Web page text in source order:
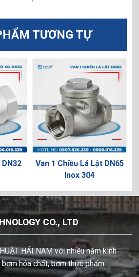
TƯƠNG TỰ
Van 1 Chiều Lá Lật DN65
Inox 304
CO., LTD
HẢI NAM với nhiều năm kinh
hóa chất, bơm thực phẩm.